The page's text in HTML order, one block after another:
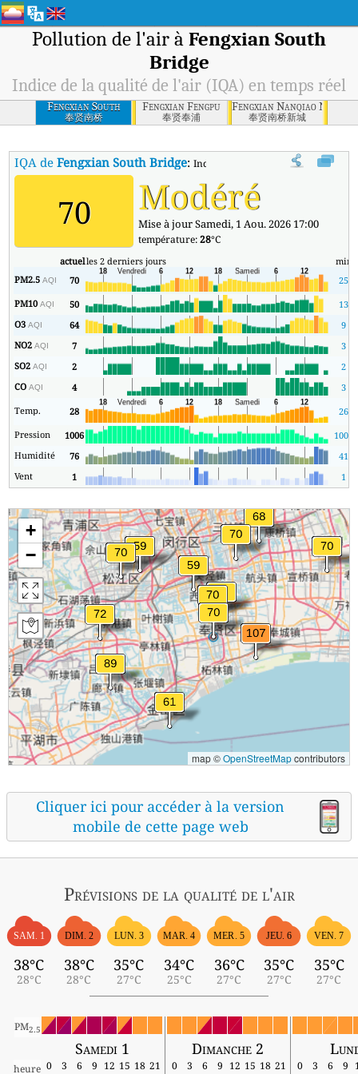
Pollution de l'air à Fengxian South
Bridge
Indice de la qualité de l'air (IQA) en temps réel
Fengxian South
Bridge
奉贤南桥
Fengxian Fengpu
奉贤奉浦
Fengxian Nanqiao New
奉贤南桥新城
IQA deFengxian South Bridge:Indice de la qualité de l'air (IQA) à
70 Modéré
Mise à jour Samedi, 1 Aou. 2026 17:00
température:28°C
actuelles 2 derniers jours min
PM2.5AQI 70
25
PM10AQI 50
13
O3AQI 64
9
NO2AQI 7
3
SO2AQI 2
2
COAQI 4
3
Temp.
28
26
Pression
1006 1006
Humidité
76
41
Vent
1 1
+
−
map ©OpenStreetMapcontributors
Cliquer ici pour accéder à la version
mobile de cette page web
Prévisionsde la qualité de l'air
SAM. 1
38°C
28°C
DIM. 2
38°C
28°C
LUN. 3
35°C
27°C
MAR. 4
34°C
25°C
MER. 5
36°C
27°C
JEU. 6
35°C
27°C
VEN. 7
35°C
27°C
PM2.5
Samedi 1 Dimanche 2
heure 0 3 6 9 12 15 18 21 0 3 6 9 12 15 18 21 0 3 6 9